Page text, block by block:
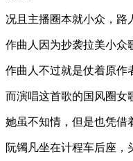
况且主播圈本就小众，路
作曲人因为抄袭拉美小众
作曲人不过就是仗着原作
而演唱这首歌的国风圈女
她虽不知情，但是也凭借
阮镯凡坐在计程车后座，